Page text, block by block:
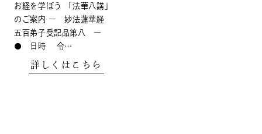
お経を学ぼう 「法華八講」
のご案内 ― 妙法蓮華経
五百弟子受記品第八 ―
● 日時 令…
詳しくはこちら